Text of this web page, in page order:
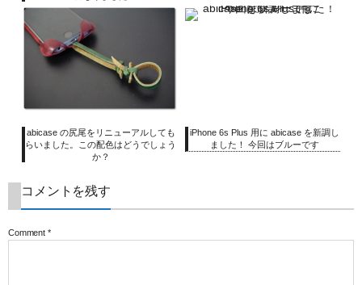
abicase の尻尾をリニューアルしても
らいました。この配色はどうでしょう
か？
iPhone 6s Plus 用に abicase を新調し
ました！ 今回はブルーです
コメントを残す
Comment *